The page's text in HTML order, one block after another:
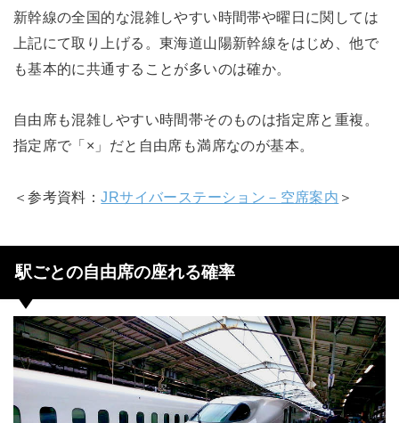
新幹線の全国的な混雑しやすい時間帯や曜日に関しては
上記にて取り上げる。東海道山陽新幹線をはじめ、他で
も基本的に共通することが多いのは確か。
自由席も混雑しやすい時間帯そのものは指定席と重複。
指定席で「×」だと自由席も満席なのが基本。
＜参考資料：JRサイバーステーション－空席案内 ＞
駅ごとの自由席の座れる確率